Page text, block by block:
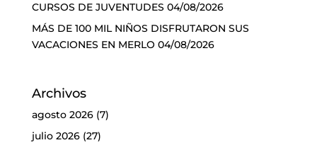
CURSOS DE JUVENTUDES 04/08/2026
MÁS DE 100 MIL NIÑOS DISFRUTARON SUS
VACACIONES EN MERLO 04/08/2026
Archivos
agosto 2026(7)
julio 2026(27)